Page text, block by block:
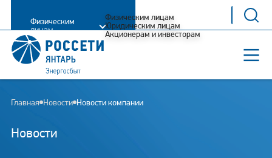
Физическим
лицам
Физическим лицам
Юридическим лицам
Акционерам и инвесторам
Главная Новости Новости компании
Новости